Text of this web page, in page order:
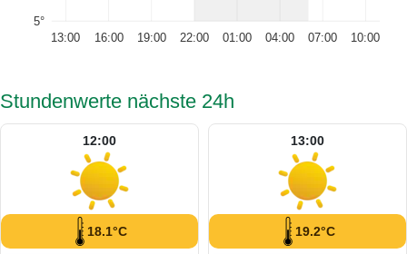
5°
13:00 16:00 19:00 22:00 01:00 04:00 07:00 10:00
Stundenwerte nächste 24h
12:00
18.1°C
13:00
19.2°C